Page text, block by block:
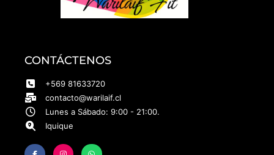
CONTÁCTENOS
+569 81633720
contacto@warilaif.cl
Lunes a Sábado: 9:00 - 21:00.
Iquique